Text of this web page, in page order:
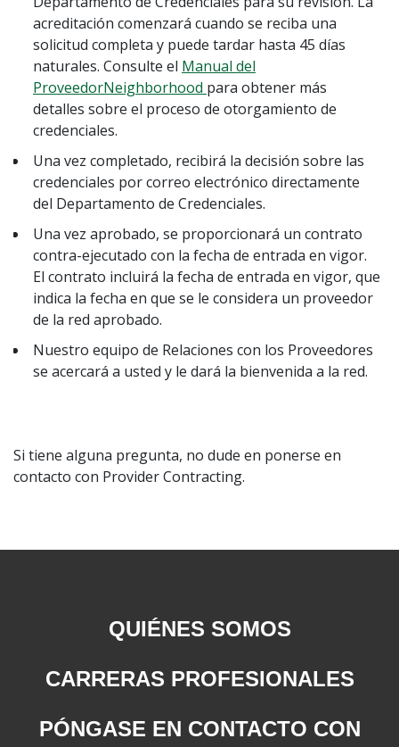
acreditación comenzará cuando se reciba una
solicitud completa y puede tardar hasta 45 días
naturales. Consulte el Manual del
ProveedorNeighborhood para obtener más
detalles sobre el proceso de otorgamiento de
credenciales.
Una vez completado, recibirá la decisión sobre las
credenciales por correo electrónico directamente
del Departamento de Credenciales.
Una vez aprobado, se proporcionará un contrato
contra-ejecutado con la fecha de entrada en vigor.
El contrato incluirá la fecha de entrada en vigor, que
indica la fecha en que se le considera un proveedor
de la red aprobado.
Nuestro equipo de Relaciones con los Proveedores
se acercará a usted y le dará la bienvenida a la red.
Si tiene alguna pregunta, no dude en ponerse en
contacto con Provider Contracting.
QUIÉNES SOMOS
CARRERAS PROFESIONALES
PÓNGASE EN CONTACTO CON